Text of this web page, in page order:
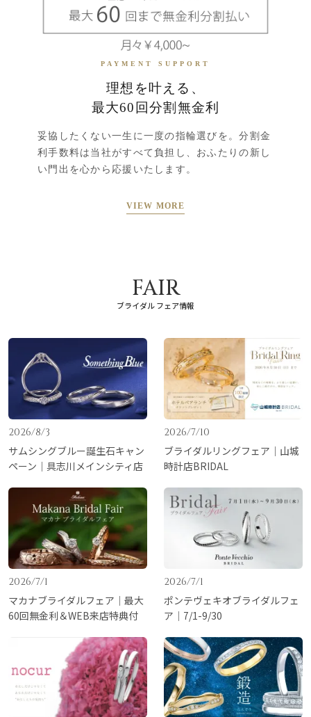
PAYMENT SUPPORT
理想を叶える、
最大60回分割無金利
妥協したくない一生に一度の指輪選びを。分割金
利手数料は当社がすべて負担し、おふたりの新し
い門出を心から応援いたします。
VIEW MORE
FAIR
ブライダル フェア情報
2026/8/3
サムシングブルー誕生石キャン
ペーン｜具志川メインシティ店
2026/7/10
ブライダルリングフェア｜山城
時計店BRIDAL
2026/7/1
マカナブライダルフェア｜最大
60回無金利＆WEB来店特典付
2026/7/1
ポンテヴェキオブライダルフェ
ア｜7/1-9/30